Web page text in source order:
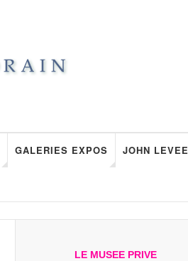
GALERIES EXPOS JOHN LEVEE
LE MUSEE PRIVE